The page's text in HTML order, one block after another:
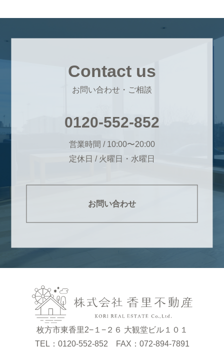
Contact us
お問い合わせ・ご相談
0120-552-852
営業時間 / 10:00〜20:00
定休日 / 火曜日・水曜日
お問い合わせ
枚方市東香里2−１−２６ 大観堂ビル１０１
TEL：0120-552-852 FAX：072-894-7891